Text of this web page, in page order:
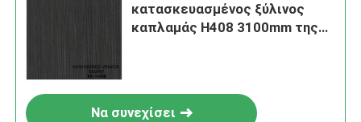
κατασκευασμένος ξύλινος
καπλαμάς H408 3100mm της
Να συνεχίσει